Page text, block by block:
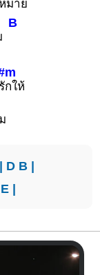
มาย
B
รักให้
| D B |
E |